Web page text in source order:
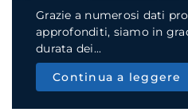
Grazie a numerosi dati
approfonditi, siamo in
durata dei...
Continua a leggere